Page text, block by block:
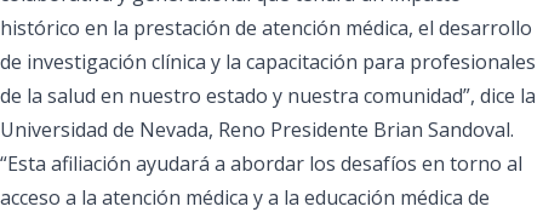
histórico en la prestación de atención médica, el desarrollo
de investigación clínica y la capacitación para profesionales
de la salud en nuestro estado y nuestra comunidad”, dice la
Universidad de Nevada, Reno Presidente Brian Sandoval.
“Esta afiliación ayudará a abordar los desafíos en torno al
acceso a la atención médica y a la educación médica de